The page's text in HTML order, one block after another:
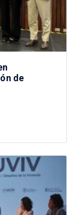
de